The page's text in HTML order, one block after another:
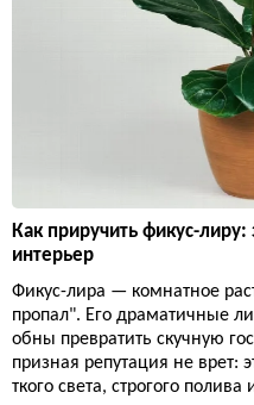
Как приручить фикус-
интерьер
Фикус-лира — комнатное
пропал". Его драматичные
обны превратить скучную
призная репутация не врет:
ткого света, строгого